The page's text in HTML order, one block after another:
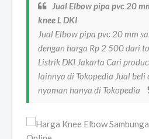
Jual Elbow pipa pvc 20
knee L DKI
Jual Elbow pipa pvc 20 mm
dengan harga Rp 2 500 dari
Listrik DKI Jakarta Cari
lainnya di Tokopedia Jual beli
nyaman hanya di Tokopedia